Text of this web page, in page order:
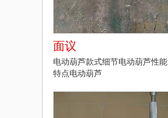
面议
电动葫芦款式细节电动葫芦性能
特点电动葫芦